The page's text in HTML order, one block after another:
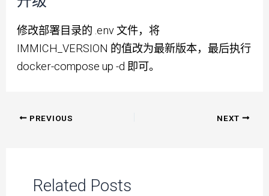
修改部署目录的 .env 文件，将
IMMICH_VERSION 的值改为最新版本，最后执行
docker-compose up -d 即可。
Post PREVIOUS NEXT
Related Posts